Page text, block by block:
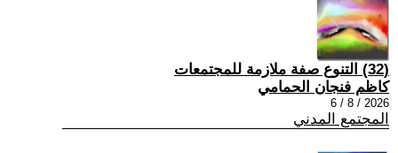
(32) التنوع صفة ملازمة للمجتمعات
كاظم فنجان الحمامي
2026 / 8 / 6
المجتمع المدني